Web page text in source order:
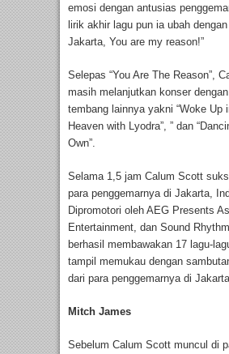
emosi dengan antusias
lirik akhir lagu pun ia ubah dengan
Jakarta, You are my reason!”
Selepas “You Are The Reason”,
masih melanjutkan konser
tembang lainnya yakni “Woke Up
Heaven with Lyodra”, ” dan
Own”.
Selama 1,5 jam Calum Scott
para penggemarnya di Jakarta,
Dipromotori oleh AEG Presents
Entertainment, dan Sound
berhasil membawakan 17 lagu-
tampil memukau dengan
dari para penggemarnya di Jakarta.
Mitch James
Sebelum Calum Scott muncul di